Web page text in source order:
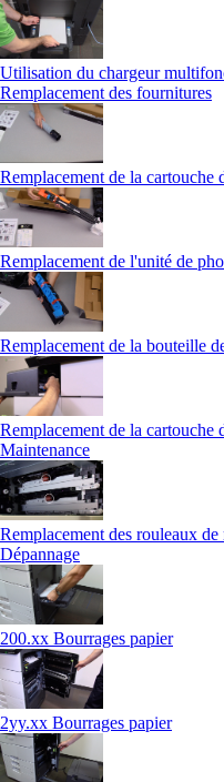
Utilisation du chargeur
Remplacement des fournitures
Remplacement de la cartouche
Remplacement de l'unité de
Remplacement de la bouteille
Remplacement de la cartouche
Maintenance
Remplacement des rouleaux
Dépannage
200.xx Bourrages papier
2yy.xx Bourrages papier